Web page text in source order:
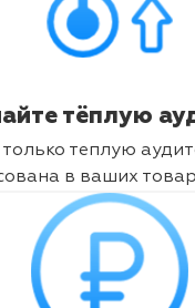
тёплую
теплую
в ваших